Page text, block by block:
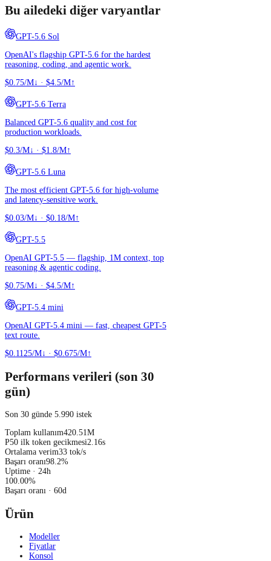
Bu ailedeki diğer varyantlar
GPT-5.6 Sol
OpenAI's flagship GPT-5.6 for the hardest
reasoning, coding, and agentic work.
$0.75/M↓ · $4.5/M↑
GPT-5.6 Terra
Balanced GPT-5.6 quality and cost for
production workloads.
$0.3/M↓ · $1.8/M↑
GPT-5.6 Luna
The most efficient GPT-5.6 for high-volume
and latency-sensitive work.
$0.03/M↓ · $0.18/M↑
GPT-5.5
OpenAI GPT-5.5 — flagship, 1M context, top
reasoning & agentic coding.
$0.75/M↓ · $4.5/M↑
GPT-5.4 mini
OpenAI GPT-5.4 mini — fast, cheapest GPT-5
text route.
$0.1125/M↓ · $0.675/M↑
Performans verileri (son 30
gün)
Son 30 günde 5.990 istek
Toplam kullanım420.51M
P50 ilk token gecikmesi2.16s
Ortalama verim33 tok/s
Başarı oranı98.2%
Uptime · 24h
100.00%
Başarı oranı · 60d
Ürün
Modeller
Fiyatlar
Konsol